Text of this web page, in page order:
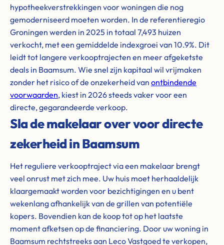
hypotheekverstrekkingen voor woningen die nog
gemoderniseerd moeten worden. In de referentieregio
Groningen werden in 2025 in totaal 7,493 huizen
verkocht, met een gemiddelde indexgroei van 10.9%. Dit
leidt tot langere verkooptrajecten en meer afgeketste
deals in Baamsum. Wie snel zijn kapitaal wil vrijmaken
zonder het risico of de onzekerheid van ontbindende
voorwaarden, kiest in 2026 steeds vaker voor een
directe, gegarandeerde verkoop.
Sla de makelaar over voor directe
zekerheid in Baamsum
Het reguliere verkooptraject via een makelaar brengt
veel onrust met zich mee. Uw huis moet herhaaldelijk
klaargemaakt worden voor bezichtigingen en u bent
wekenlang afhankelijk van de grillen van potentiële
kopers. Bovendien kan de koop tot op het laatste
moment afketsen op de financiering. Door uw woning in
Baamsum rechtstreeks aan Leco Vastgoed te verkopen,